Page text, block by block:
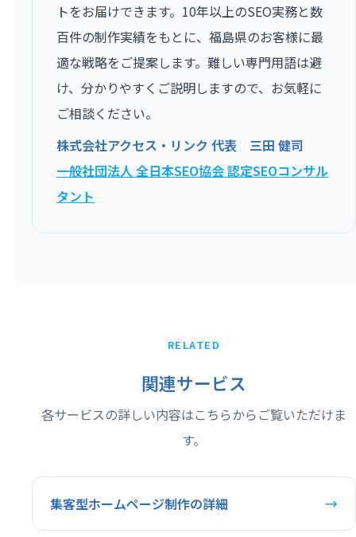
トをお届けできます。10年以上のSEO実務と数
百件の制作実績をもとに、福島県のお客様に最
適な戦略をご提案します。難しい専門用語は避
け、分かりやすくご説明しますので、お気軽に
ご相談ください。
株式会社アクセス・リンク 代表 三田 健司
一般社団法人 全日本SEO協会 認定SEOコンサル
タント
RELATED
関連サービス
各サービスの詳しい内容はこちらからご覧いただけま
す。
集客型ホームページ制作の詳細 →